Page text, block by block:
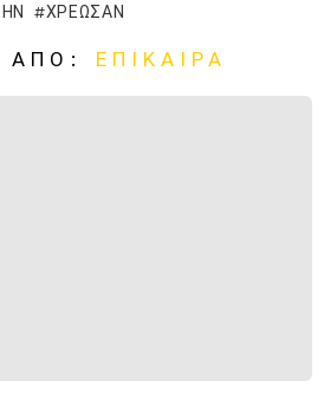
ΧΡΈΩΣΑΝ
ΑΠΌ: ΕΠΊΚΑΙΡΑ